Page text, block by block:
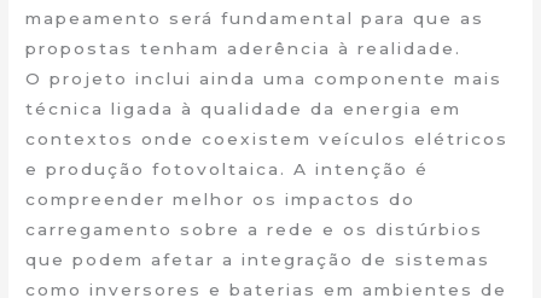
mapeamento será fundamental para que as
propostas tenham aderência à realidade.
O projeto inclui ainda uma componente mais
técnica ligada à qualidade da energia em
contextos onde coexistem veículos elétricos
e produção fotovoltaica. A intenção é
compreender melhor os impactos do
carregamento sobre a rede e os distúrbios
que podem afetar a integração de sistemas
como inversores e baterias em ambientes de